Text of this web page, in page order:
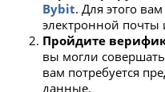
Bybit. Для этого
электронной
Пройдите
вы могли
вам потребуется
данные.